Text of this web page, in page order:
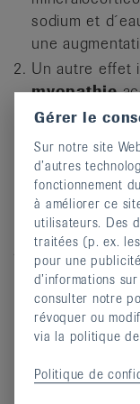
sodium et
une
Un autre effet
myopathie
musculaire et
d´un
et
perdue ne
beaucoup
En outre, la
´équilibre
osseuse est
développer.
fractures, en
des hanches.
base de
Gérer le
Sur notre site
d’autres
fonctionnement
à améliorer ce
utilisateurs. Des
traitées (p. ex.
pour une
d’informations
consulter notre
révoquer ou
via la politique
Politique de